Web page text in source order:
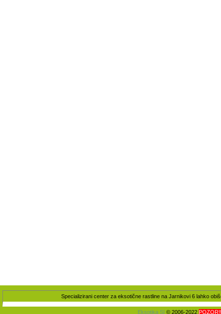
Specializirani center za eksotične rastline na Jarnikovi 6 lahko
Eksotika SI © 2006-2022